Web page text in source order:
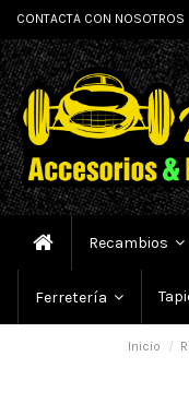
CONTACTA CON NOSOTROS
Recambios
Ferretería
Inicio